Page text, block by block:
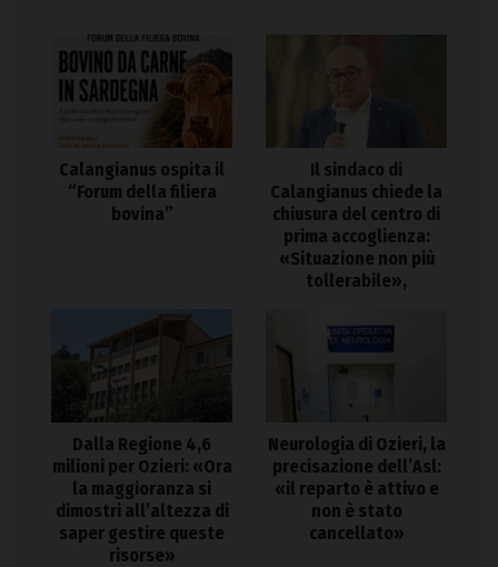
Calangianus ospita il
“Forum della filiera
bovina”
Il sindaco di
Calangianus chiede la
chiusura del centro di
prima accoglienza:
«Situazione non più
tollerabile»,
Dalla Regione 4,6
milioni per Ozieri: «Ora
la maggioranza si
dimostri all’altezza di
saper gestire queste
risorse»
Neurologia di Ozieri, la
precisazione dell’Asl:
«il reparto è attivo e
non è stato
cancellato»